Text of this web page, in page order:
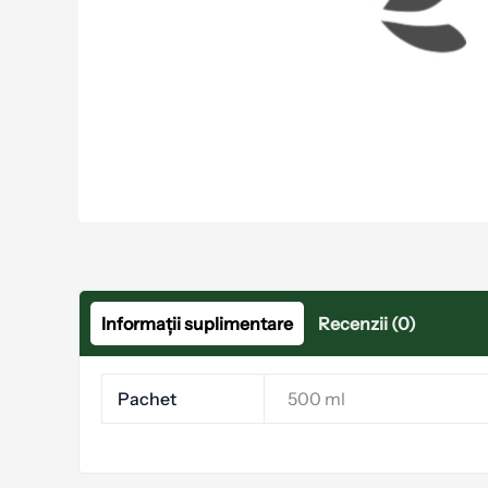
Informații suplimentare Recenzii (0)
Pachet 500 ml